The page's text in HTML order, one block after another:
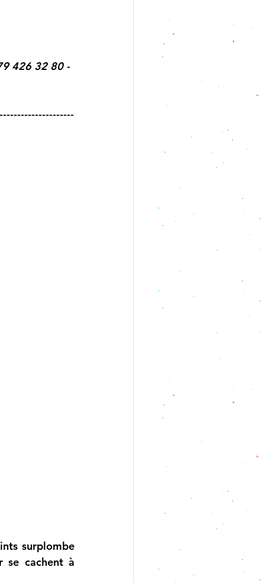
426 32 80 -
surplombe
se cachent à